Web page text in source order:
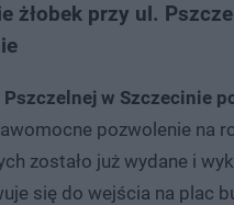
żłobek przy ul.
w Szczecinie
pozwolenie na
zostało już wydane i
się do wejścia na plac